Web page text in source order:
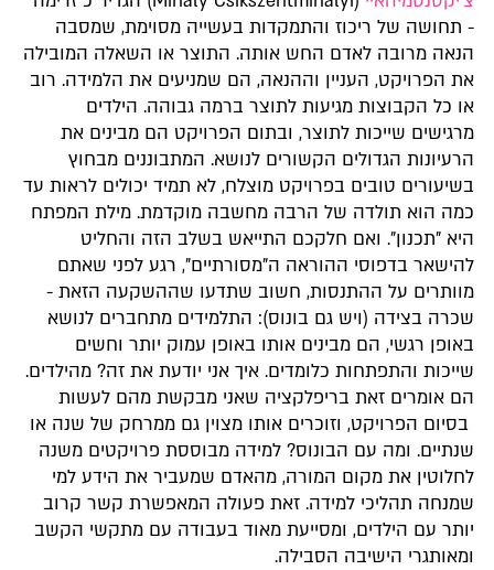
- תחושה של ריכוז והתמקדות בעשייה מסוימת, שמסבה
הנאה מרובה לאדם החש אותה. התוצר או השאלה המובילה
את הפרויקט, העניין וההנאה, הם שמניעים את הלמידה. רוב
או כל הקבוצות מגיעות לתוצר ברמה גבוהה. הילדים
מרגישים שייכות לתוצר, ובתום הפרויקט הם מבינים את
הרעיונות הגדולים הקשורים לנושא. המתבוננים מבחוץ
בשיעורים טובים בפרויקט מוצלח, לא תמיד יכולים לראות עד
כמה הוא תולדה של הרבה מחשבה מוקדמת. מילת המפתח
היא "תכנון". ואם חלקכם התייאש בשלב הזה והחליט
להישאר בדפוסי ההוראה ה"מסורתיים", רגע לפני שאתם
מוותרים על ההתנסות, חשוב שתדעו שההשקעה הזאת -
שכרה בצידה (ויש גם בונוס): התלמידים מתחברים לנושא
באופן רגשי, הם מבינים אותו באופן עמוק יותר וחשים
שייכות והתפתחות כלומדים. איך אני יודעת את זה? מהילדים.
הם אומרים זאת בריפלקציה שאני מבקשת מהם לעשות
בסיום הפרויקט, וזוכרים אותו מצוין גם ממרחק של שנה או
שנתיים. ומה עם הבונוס? למידה מבוססת פרויקטים משנה
לחלוטין את מקום המורה, מהאדם שמעביר את הידע למי
שמנחה תהליכי למידה. זאת פעולה המאפשרת קשר קרוב
יותר עם הילדים, ומסייעת מאוד בעבודה עם מתקשי הקשב
ומאותגרי הישיבה הסבילה.